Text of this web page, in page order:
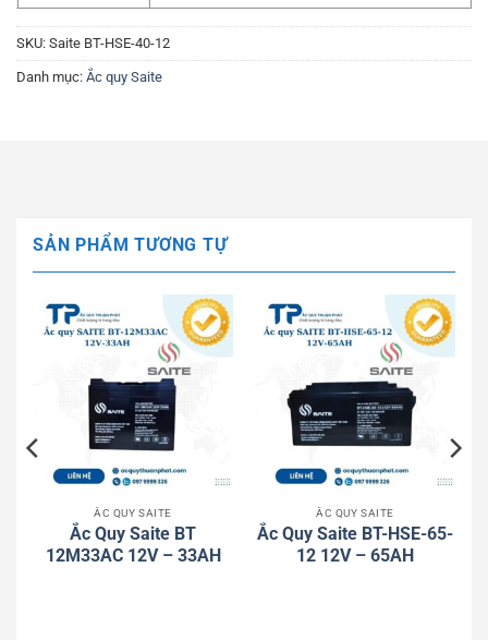
SKU: Saite BT-HSE-40-12
Danh mục: Ắc quy Saite
SẢN PHẨM TƯƠNG TỰ
ẮC QUY SAITE
Ắc Quy Saite BT
12M33AC 12V – 33AH
ẮC QUY SAITE
Ắc Quy Saite BT-HSE-65-
12 12V – 65AH